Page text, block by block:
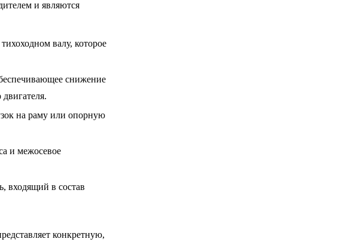
и являются
валу, которое
снижение
на раму или опорную
и межосевое
входящий в состав
конкретную,